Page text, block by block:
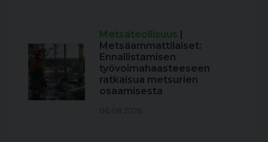
Metsäteollisuus |
Metsäammattilaiset:
Ennallistamisen
työvoimahaasteeseen
ratkaisua metsurien
osaamisesta
06.08.2026